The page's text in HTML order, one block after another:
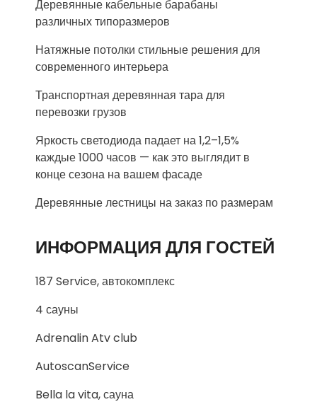
Деревянные кабельные барабаны
различных типоразмеров
Натяжные потолки стильные решения для
современного интерьера
Транспортная деревянная тара для
перевозки грузов
Яркость светодиода падает на 1,2–1,5%
каждые 1000 часов — как это выглядит в
конце сезона на вашем фасаде
Деревянные лестницы на заказ по размерам
ИНФОРМАЦИЯ ДЛЯ ГОСТЕЙ
187 Service, автокомплекс
4 сауны
Adrenalin Atv club
AutoscanService
Bella la vita, сауна